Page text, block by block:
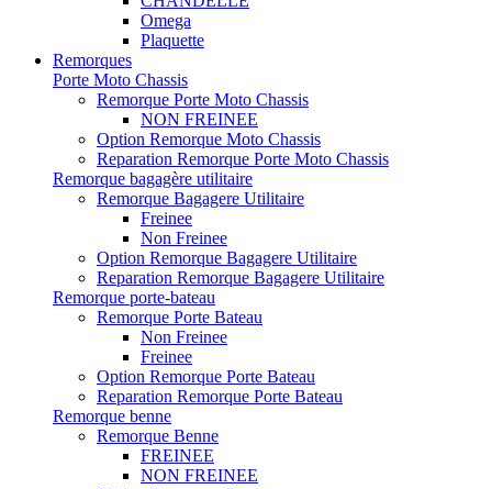
Omega
Plaquette
Remorques
Porte Moto Chassis
Remorque Porte Moto Chassis
NON FREINEE
Option Remorque Moto Chassis
Reparation Remorque Porte Moto Chassis
Remorque bagagère utilitaire
Remorque Bagagere Utilitaire
Freinee
Non Freinee
Option Remorque Bagagere Utilitaire
Reparation Remorque Bagagere Utilitaire
Remorque porte-bateau
Remorque Porte Bateau
Non Freinee
Freinee
Option Remorque Porte Bateau
Reparation Remorque Porte Bateau
Remorque benne
Remorque Benne
FREINEE
NON FREINEE